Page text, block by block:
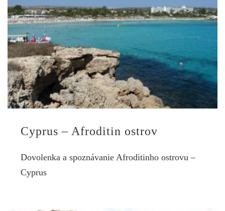
Cyprus – Afroditin ostrov
Dovolenka a spoznávanie Afroditinho ostrovu –
Cyprus